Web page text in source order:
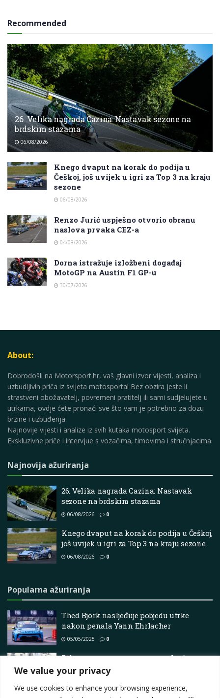
We value your privacy
We use cookies to enhance your browsing experience,
Recommended
26. Velika nagrada Cazina: Nastavak sezone na
brdskim stazama
06/08/2026
Knego dvaput na korak do podija u
Češkoj, još uvijek u igri za Top 3 na kraju
sezone
06/08/2026
Renzo Jurić uspješno otvorio obranu
naslova prvaka CEZ-a
04/08/2026
Dorna istražuje izložbeni događaj
MotoGP na Austin F1 GP-u
30/07/2026
About:
Dobrodošli na Motorsport.hr, vaš glavni izvor vijesti, analiza i
uzbudljivih priča iz svijeta motosporta! Bez obzira jeste li
strastveni obožavatelj, povremeni pratitelj ili sami sudjelujete u
utrkama, ovdje ćete pronaći sve što vam je potrebno za dozu
brzine i uzbuđenja
Najnovije vijesti i analize iz svih kutaka motosport svijeta.
Ekskluzivne priče i intervjue s vozačima, timovima i stručnjacima.
Najnovija ažuriranja
26. Velika nagrada Cazina: Nastavak
sezone na brdskim stazama
06/08/2026 0
Knego dvaput na korak do podija u Češkoj,
još uvijek u igri za Top 3 na kraju sezone
06/08/2026 0
Popularna ažuriranja
Thed Björk nasljeđuje pobjedu utrke
nakon penala Yann Ehrlacher
05/05/2025 0
Zelena zastava za cestovne utrke Armoy
26/06/2026 0